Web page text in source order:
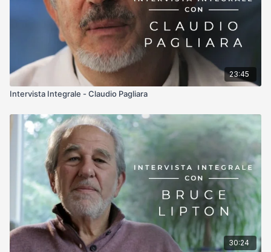
23:45
Intervista Integrale - Claudio Pagliara
30:24